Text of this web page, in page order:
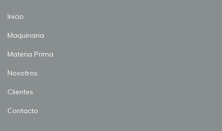
Inicio
Maquinaria
Materia Prima
Nosotros
Clientes
Contacto